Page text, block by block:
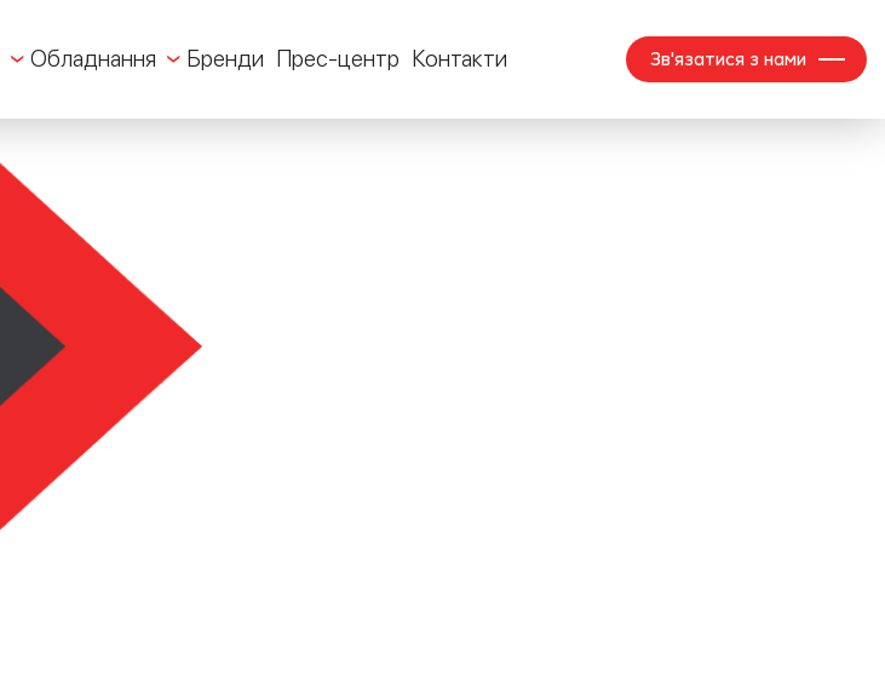
Обладнання Бренди Прес-центр Контакти Зв'язатися з нами